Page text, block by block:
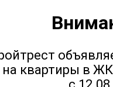
по душе.
на квартиры в
с